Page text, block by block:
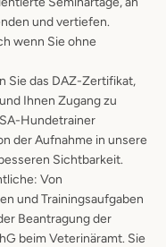
und vertiefen.
wenn Sie ohne
Sie das DAZ-Zertifikat,
Ihnen Zugang zu
Hundetrainer
der Aufnahme in unsere
Sichtbarkeit.
Von
und Trainingsaufgaben
Beantragung der
beim Veterinäramt. Sie